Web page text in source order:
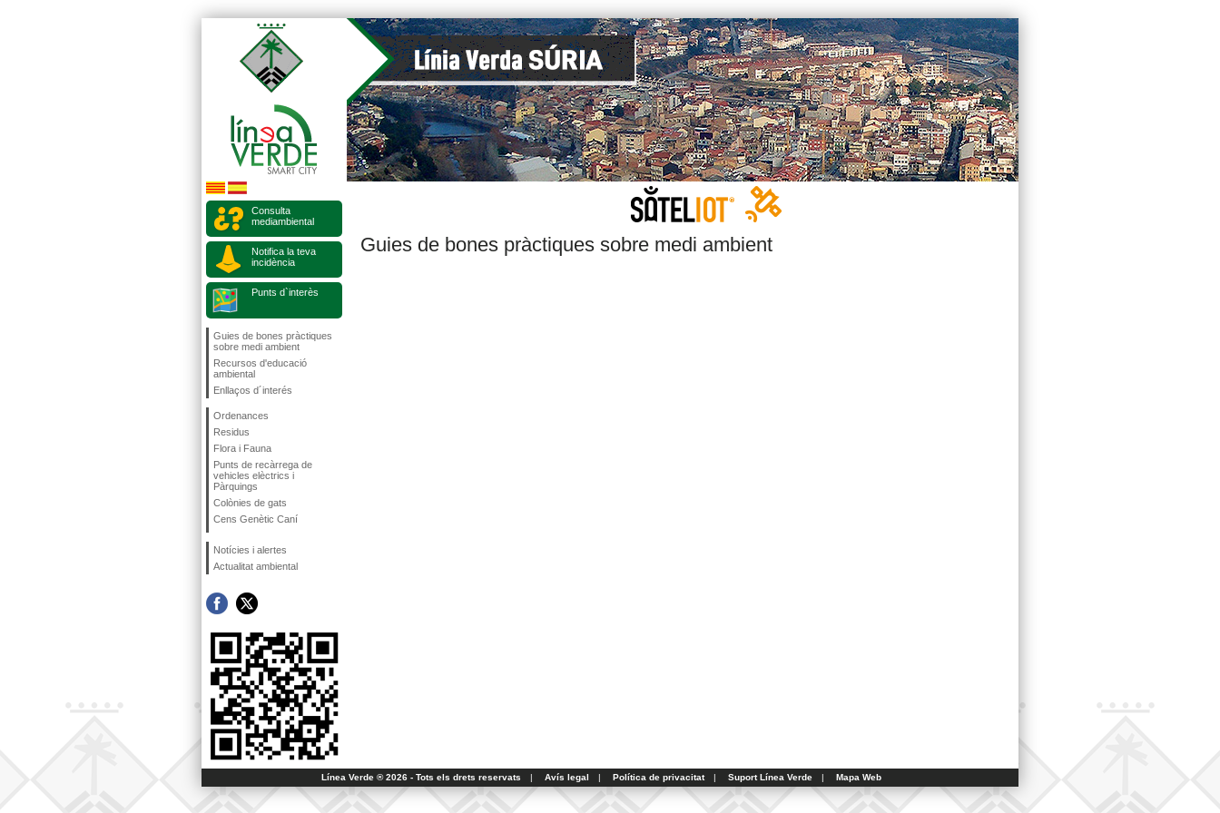
Consulta
mediambiental
Notifica la teva
incidència
Punts d`interès
Guies de bones pràctiques
sobre medi ambient
Recursos d'educació
ambiental
Enllaços d´interés
Ordenances
Residus
Flora i Fauna
Punts de recàrrega de
vehicles elèctrics i
Pàrquings
Colònies de gats
Cens Genètic Caní
Notícies i alertes
Actualitat ambiental
Guies de bones pràctiques sobre medi ambient
Línea Verde ® 2026 - Tots els drets reservats | Avís legal | Política de privacitat | Suport Línea Verde | Mapa Web